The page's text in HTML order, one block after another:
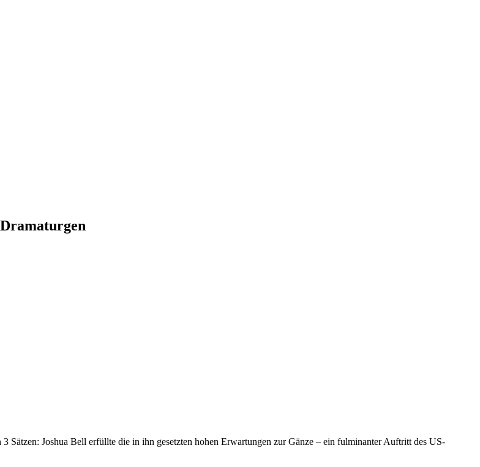
Sätzen: Joshua Bell erfüllte die in ihn gesetzten hohen Erwartungen zur Gänze – ein fulminanter Auftritt des US-